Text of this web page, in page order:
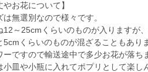
やお花について】
無選別なので様々です。
12～25cmくらいのものが入りますが
5cmくらいのものが混ざることもあり
ーですので輸送途中で多少お花が落ち
小皿や小瓶に入れてポプリとして楽し